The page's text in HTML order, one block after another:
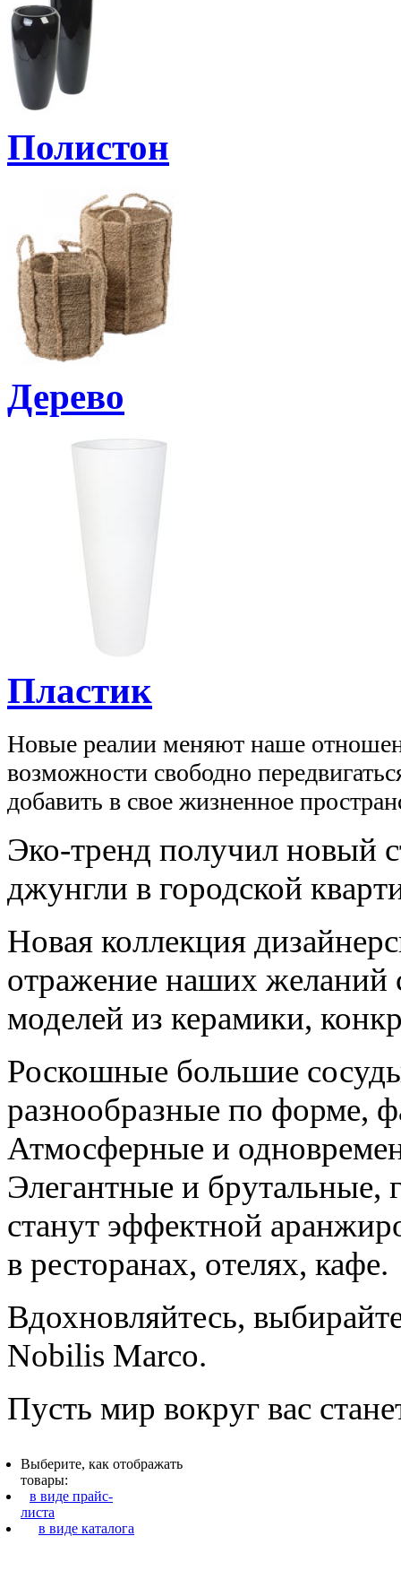
Полистон
Дерево
Пластик
Новые реалии меняют наше
возможности свободно
добавить в свое жизненное
Эко-тренд получил новый
джунгли в городской
Новая коллекция
отражение наших желаний
моделей из керамики,
Роскошные большие
разнообразные по форме,
Атмосферные и
Элегантные и брутальные,
станут эффектной
в ресторанах, отелях, кафе.
Вдохновляйтесь,
Nobilis Marco.
Пусть мир вокруг вас
Выберите, как отображать
товары:
в виде прайс-
листа
в виде каталога